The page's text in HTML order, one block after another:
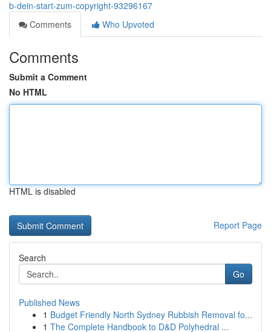
b-dein-start-zum-copyright-93296167
Comments
Who Upvoted
Comments
Submit a Comment
No HTML
HTML is disabled
Report Page
Search
Go
Published News
1 Budget Friendly North Sydney Rubbish Removal fo...
1 The Complete Handbook to D&D Polyhedral ...